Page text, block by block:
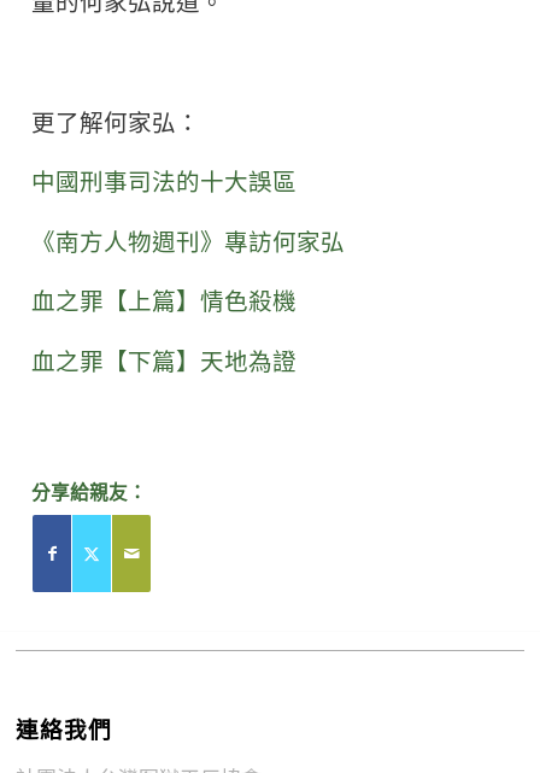
更了解何家弘：
中國刑事司法的十大誤區
《南方人物週刊》專訪何家弘
血之罪【上篇】情色殺機
血之罪【下篇】天地為證
分享給親友：
連絡我們